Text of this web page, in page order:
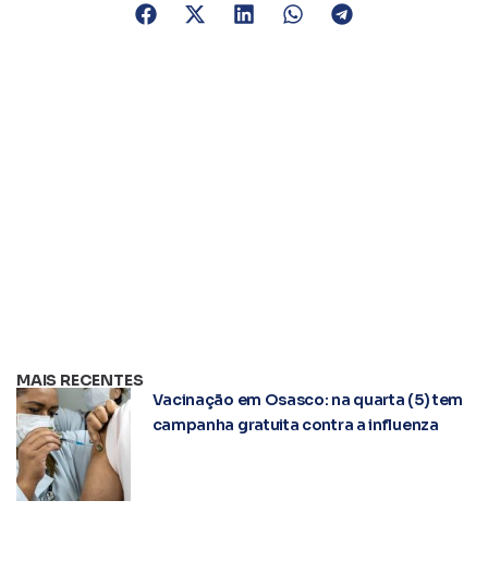
MAIS RECENTES
Vacinação em Osasco: na quarta (5) tem
campanha gratuita contra a influenza